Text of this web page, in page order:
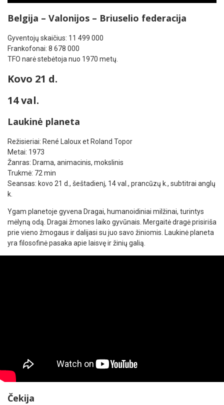
Belgija – Valonijos – Briuselio federacija
Gyventojų skaičius: 11 499 000
Frankofonai: 8 678 000
TFO narė stebėtoja nuo 1970 metų.
Kovo 21 d.
14 val.
Laukinė planeta
Režisieriai: René Laloux et Roland Topor
Metai: 1973
Žanras: Drama, animacinis, mokslinis
Trukmė: 72 min
Seansas: kovo 21 d., šeštadienį, 14 val., prancūzų k., subtitrai anglų
k.
Ygam planetoje gyvena Dragai, humanoidiniai milžinai, turintys
mėlyną odą. Dragai žmones laiko gyvūnais. Mergaitė dragė prisiriša
prie vieno žmogaus ir dalijasi su juo savo žiniomis. Laukinė planeta
yra filosofinė pasaka apie laisvę ir žinių galią.
Čekija